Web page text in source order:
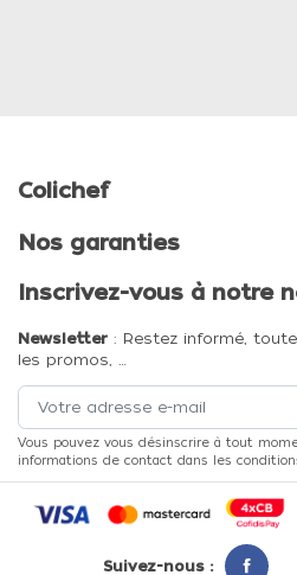
Colichef
Nos garanties
Inscrivez-vous à notre
Newsletter : Restez informé,
les promos, …
Vous pouvez vous désinscrire à tout
informations de contact dans les
Suivez-nous :